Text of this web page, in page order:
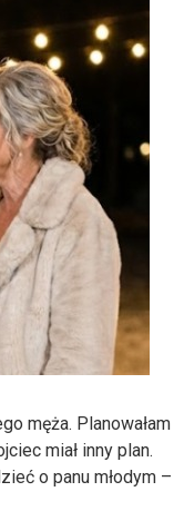
męża. Planowałam
miał inny plan.
o panu młodym –